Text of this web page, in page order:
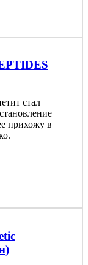
стал
прихожу в